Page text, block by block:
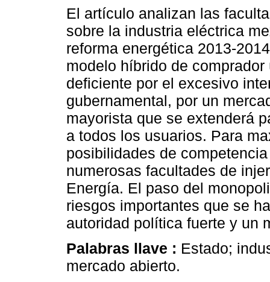
El artículo analizan las
sobre la industria eléctrica
reforma energética 2013-
modelo híbrido de comprador
deficiente por el excesivo
gubernamental, por un
mayorista que se extenderá
a todos los usuarios. Para
posibilidades de
numerosas facultades de
Energía. El paso del
riesgos importantes que se
autoridad política fuerte y un
Palabras llave : Estado;
mercado abierto.